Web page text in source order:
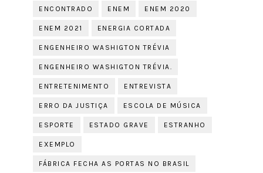
ENCONTRADO ENEM ENEM 2020
ENEM 2021 ENERGIA CORTADA
ENGENHEIRO WASHIGTON TRÉVIA
ENGENHEIRO WASHIGTON TRÉVIA.
ENTRETENIMENTO ENTREVISTA
ERRO DA JUSTIÇA ESCOLA DE MÚSICA
ESPORTE ESTADO GRAVE ESTRANHO
EXEMPLO
FÁBRICA FECHA AS PORTAS NO BRASIL